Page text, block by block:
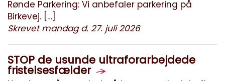
Rønde Parkering: Vi anbefaler parkering på
Birkevej. […]
Skrevet mandag d. 27. juli 2026
STOP de usunde ultraforarbejdede
fristelsesfælder